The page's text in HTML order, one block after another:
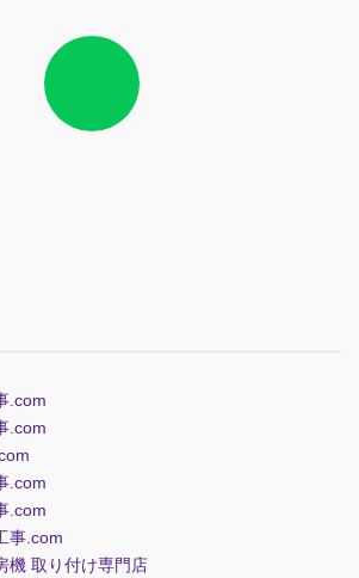
イ
コ
ン
リ
.com
.com
.com
.com
事.com
機 取り付け専門店